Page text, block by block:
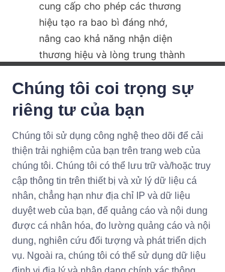
cung cấp cho phép các thương
hiệu tạo ra bao bì đáng nhớ,
nâng cao khả năng nhận diện
thương hiệu và lòng trung thành
Ngoài ra, Lu’An LiBo còn cung
cấp dịch vụ khách hàng xuất
sản phẩm, đảm bảo quy trình
diễn ra suôn sẻ và hiệu quả. Khả
năng mở rộng sản xuất và đáp
ứng các thời hạn gấp càng làm
tăng thêm sức hấp dẫn của họ.
Khi so sánh với các đối thủ cạnh
tranh, cách tiếp cận toàn diện
của Lu’An LiBo, kết hợp lợi ích
SẢN PHẨM MỚI, CÁC Ư
U ĐÃI TUYỆT VỜI.
Submit now
Name
Company
Chúng tôi coi trọng sự
riêng tư của bạn
Chúng tôi sử dụng công nghệ theo dõi để cải
thiện trải nghiệm của bạn trên trang web của
chúng tôi. Chúng tôi có thể lưu trữ và/hoặc truy
cập thông tin trên thiết bị và xử lý dữ liệu cá
nhân, chẳng hạn như địa chỉ IP và dữ liệu
duyệt web của bạn, để quảng cáo và nội dung
được cá nhân hóa, đo lường quảng cáo và nội
dung, nghiên cứu đối tượng và phát triển dịch
vụ. Ngoài ra, chúng tôi có thể sử dụng dữ liệu